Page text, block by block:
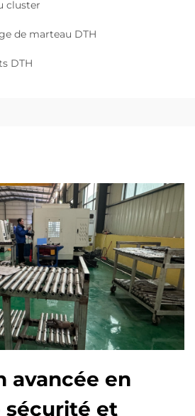
cluster
de marteau DTH
DTH
avancée en
sécurité et